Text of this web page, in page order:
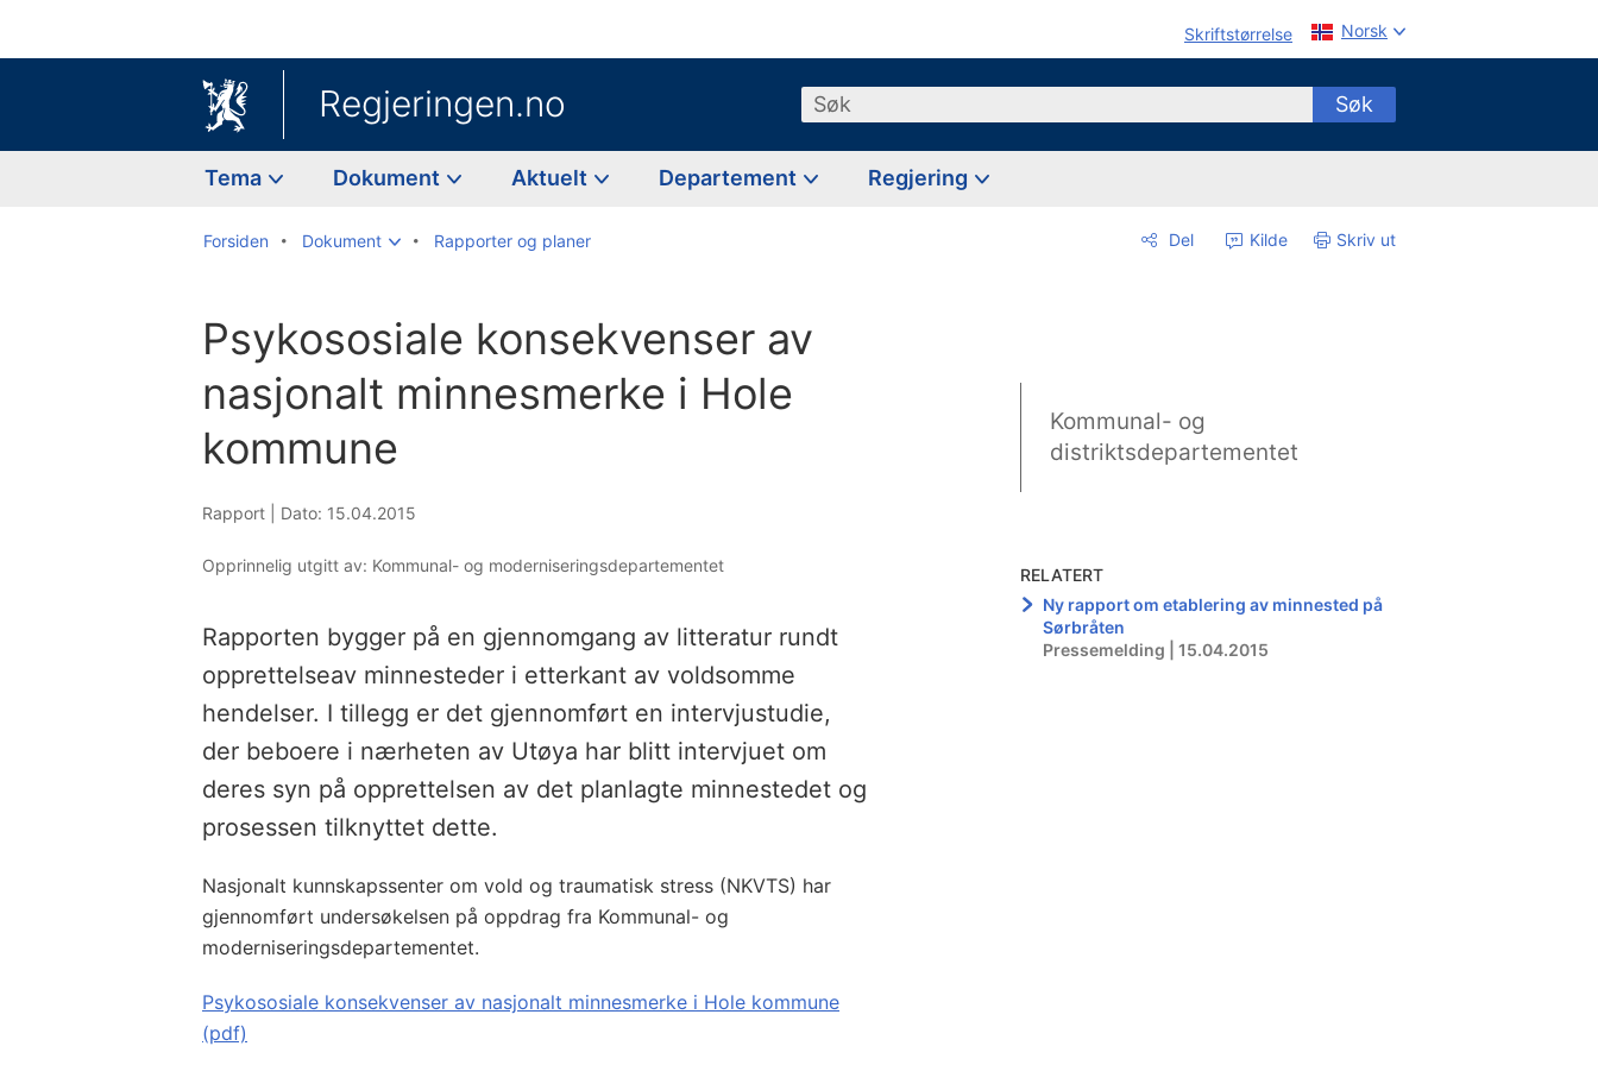
Skriftstørrelse Norsk
Regjeringen.no Søk Søk
Tema Dokument Aktuelt Departement Regjering
Forsiden Dokument Rapporter og planer Del Kilde Skriv ut
Psykososiale konsekvenser av
nasjonalt minnesmerke i Hole
kommune
Rapport | Dato: 15.04.2015
Opprinnelig utgitt av: Kommunal- og moderniseringsdepartementet
Rapporten bygger på en gjennomgang av litteratur rundt
opprettelseav minnesteder i etterkant av voldsomme
hendelser. I tillegg er det gjennomført en intervjustudie,
der beboere i nærheten av Utøya har blitt intervjuet om
deres syn på opprettelsen av det planlagte minnestedet og
prosessen tilknyttet dette.
Nasjonalt kunnskapssenter om vold og traumatisk stress (NKVTS) har
gjennomført undersøkelsen på oppdrag fra Kommunal- og
moderniseringsdepartementet.
Psykososiale konsekvenser av nasjonalt minnesmerke i Hole kommune
(pdf)
Kommunal- og
distriktsdepartementet
RELATERT
Ny rapport om etablering av minnested på
Sørbråten
Pressemelding | 15.04.2015